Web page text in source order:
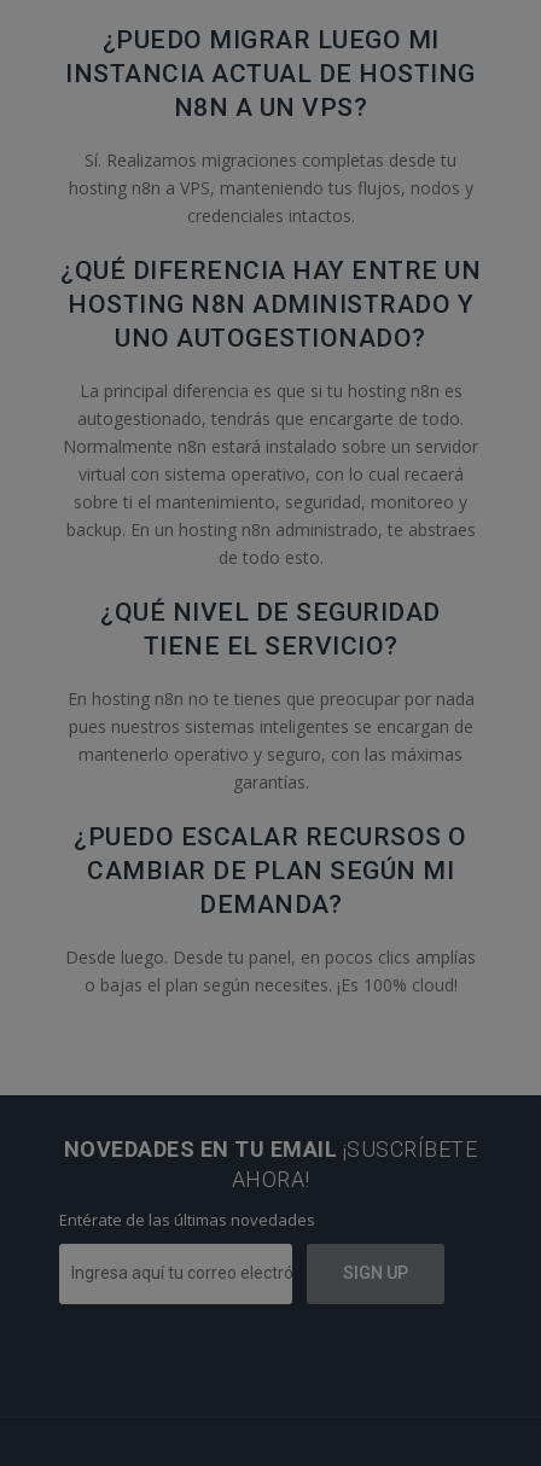
¿PUEDO MIGRAR LUEGO MI
INSTANCIA ACTUAL DE HOSTING
N8N A UN VPS?
Sí. Realizamos migraciones completas desde tu
hosting n8n a VPS, manteniendo tus flujos, nodos y
credenciales intactos.
¿QUÉ DIFERENCIA HAY ENTRE UN
HOSTING N8N ADMINISTRADO Y
UNO AUTOGESTIONADO?
La principal diferencia es que si tu hosting n8n es
autogestionado, tendrás que encargarte de todo.
Normalmente n8n estará instalado sobre un servidor
virtual con sistema operativo, con lo cual recaerá
sobre ti el mantenimiento, seguridad, monitoreo y
backup. En un hosting n8n administrado, te abstraes
de todo esto.
¿QUÉ NIVEL DE SEGURIDAD
TIENE EL SERVICIO?
En hosting n8n no te tienes que preocupar por nada
pues nuestros sistemas inteligentes se encargan de
mantenerlo operativo y seguro, con las máximas
garantías.
¿PUEDO ESCALAR RECURSOS O
CAMBIAR DE PLAN SEGÚN MI
DEMANDA?
Desde luego. Desde tu panel, en pocos clics amplías
o bajas el plan según necesites. ¡Es 100% cloud!
NOVEDADES EN TU EMAIL ¡SUSCRÍBETE
AHORA!
Entérate de las últimas novedades